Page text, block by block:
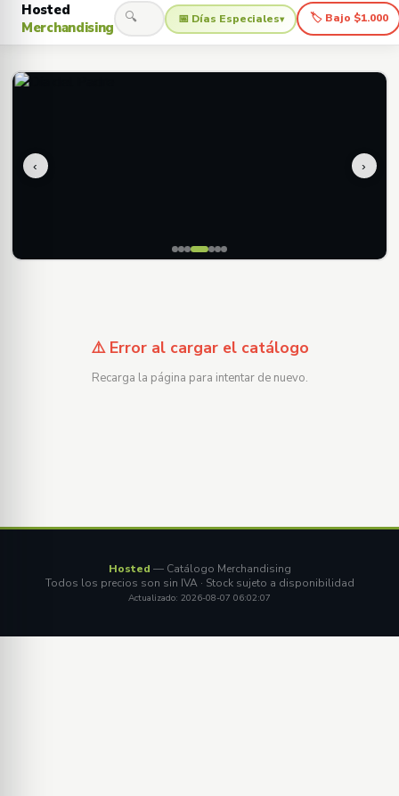
Hosted
Merchandising
🔍 📅 Días Especiales▾ 🏷 Bajo $1.000
‹ ›
⚠️ Error al cargar el catálogo
Recarga la página para intentar de nuevo.
Hosted — Catálogo Merchandising
Todos los precios son sin IVA · Stock sujeto a disponibilidad
Actualizado: 2026-08-07 06:02:07